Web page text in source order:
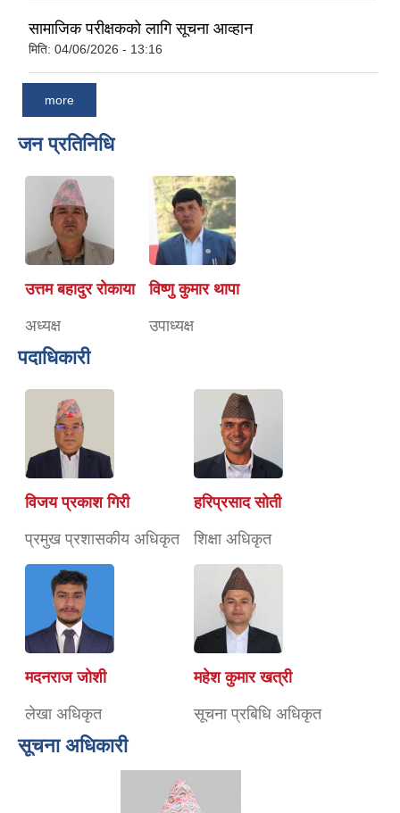
सामाजिक परीक्षकको लागि सूचना आव्हान
मिति: 04/06/2026 - 13:16
more
जन प्रतिनिधि
उत्तम बहादुर रोकाया
अध्यक्ष
विष्णु कुमार थापा
उपाध्यक्ष
पदाधिकारी
विजय प्रकाश गिरी
प्रमुख प्रशासकीय अधिकृत
हरिप्रसाद सोती
शिक्षा अधिकृत
मदनराज जोशी
लेखा अधिकृत
महेश कुमार खत्री
सूचना प्रबिधि अधिकृत
सूचना अधिकारी